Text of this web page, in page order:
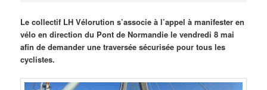
Le collectif LH Vélorution s’associe à l’appel à manifester en
vélo en direction du Pont de Normandie le vendredi 8 mai
afin de demander une traversée sécurisée pour tous les
cyclistes.